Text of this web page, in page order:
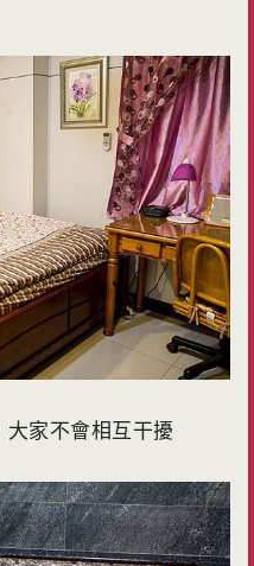
家不會相互干擾